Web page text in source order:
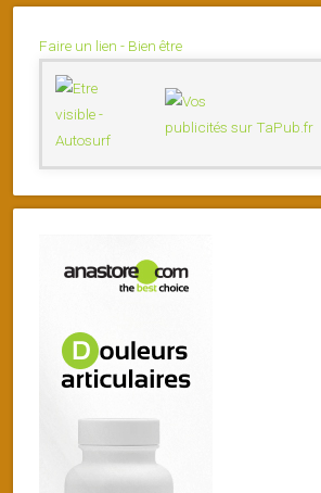
Faire un lien - Bien être